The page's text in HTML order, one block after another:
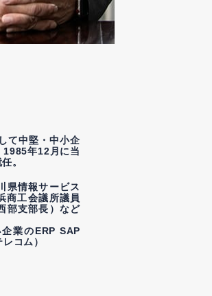
て中堅・中小企
1985年12月に当
。
県情報サービス
商工会議所議員
部支部長）など
業のERP SAP
コム）